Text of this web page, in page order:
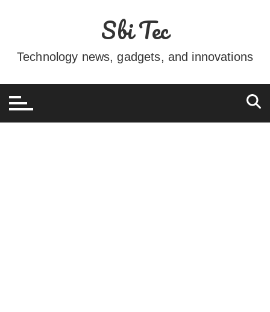
conteúdo
Sbi Tec
Technology news, gadgets, and innovations